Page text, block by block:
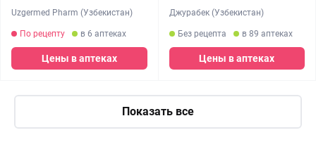
Uzgermed Pharm (Узбекистан)
По рецепту в 6 аптеках
Цены в аптеках
Джурабек (Узбекистан)
Без рецепта в 89 аптеках
Цены в аптеках
Показать все